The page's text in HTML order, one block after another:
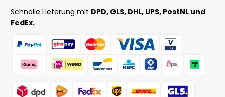
Schnelle Lieferung mit DPD, GLS, DHL, UPS, PostNL und
FedEx.